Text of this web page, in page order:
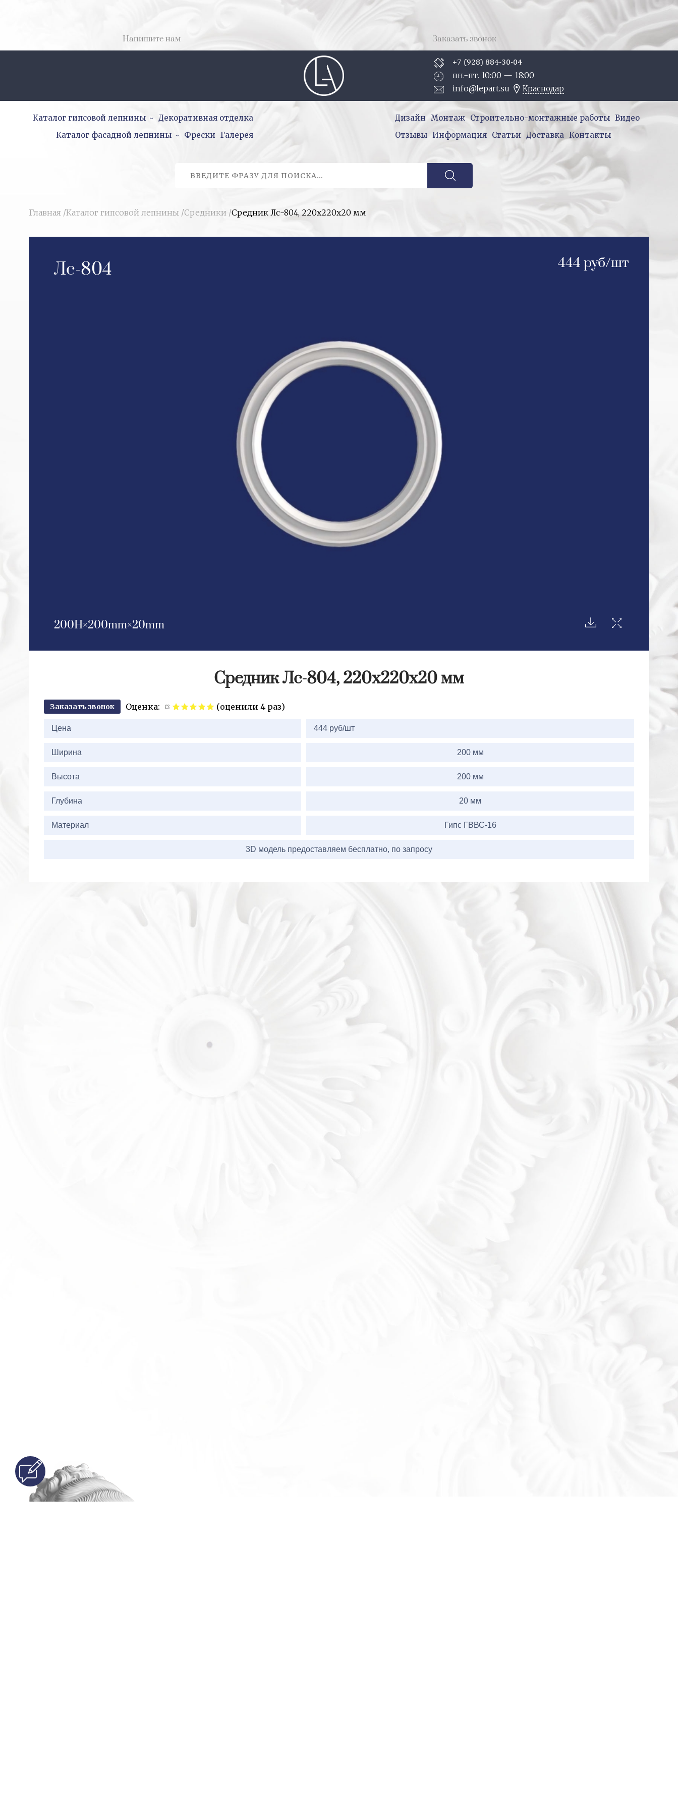
Напишите нам Заказать звонок
+7 (928) 884-30-04
пн.-пт. 10:00 — 18:00
info@lepart.su
Краснодар
Каталог гипсовой лепнины
Декоративная отделка
Каталог фасадной лепнины
Фрески Галерея
Дизайн Монтаж Строительно-монтажные работы Видео
Отзывы Информация Статьи Доставка Контакты
Главная /Каталог гипсовой лепнины /Средники /Средник Лс-804, 220х220х20 мм
Лс-804 444 руб/шт
200H 200mm 20mm
Средник Лс-804, 220х220х20 мм
Заказать звонок
Оценка:
(оценили 4 раз)
Цена 444 руб/шт
Ширина 200 мм
Высота 200 мм
Глубина 20 мм
Материал Гипс ГВВС-16
3D модель предоставляем бесплатно, по запросу